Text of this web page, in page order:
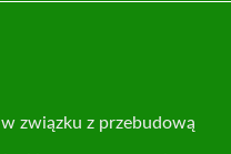
związku z przebudową